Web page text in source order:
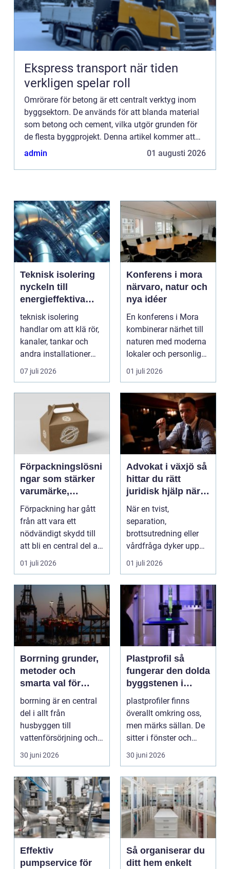
Ekspress transport när tiden
verkligen spelar roll
Omrörare för betong är ett centralt verktyg inom
byggsektorn. De används för att blanda material
som betong och cement, vilka utgör grunden för
de flesta byggprojekt. Denna artikel kommer att
utforska användnin...
admin 01 augusti 2026
Teknisk isolering
nyckeln till
energieffektiva
och driftsäkra
anläggningar
teknisk isolering
handlar om att klä rör,
kanaler, tankar och
andra installationer
med isolermateria...
07 juli 2026
Konferens i mora
närvaro, natur och
nya idéer
En konferens i Mora
kombinerar närhet till
naturen med moderna
lokaler och personlig
service. För må...
01 juli 2026
Förpackningslösni
ngar som stärker
varumärke,
hållbarhet och
lönsamhet
Förpackning har gått
från att vara ett
nödvändigt skydd till
att bli en central del av
varumärket, k...
01 juli 2026
Advokat i växjö så
hittar du rätt
juridisk hjälp när
livet förändras
När en tvist,
separation,
brottsutredning eller
vårdfråga dyker upp
hamnar många i en
situation de a...
01 juli 2026
Borrning grunder,
metoder och
smarta val för
hållbara projekt
borrning är en central
del i allt från
husbyggen till
vattenförsörjning och
stora
infrastrukturproje...
30 juni 2026
Plastprofil så
fungerar den dolda
byggstenen i
modern industri
plastprofiler finns
överallt omkring oss,
men märks sällan. De
sitter i fönster och
dörrar, i kylskå...
30 juni 2026
Effektiv
pumpservice för
Så organiserar du
ditt hem enkelt